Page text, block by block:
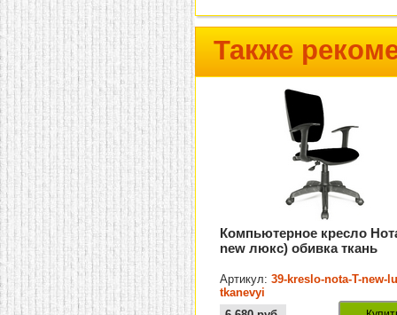
Также
Компьютерное кресло
new люкс) обивка ткань
Артикул:39-kreslo-nota-T-new-
tkanevyi